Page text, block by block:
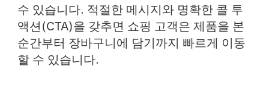
수 있습니다. 적절한 메시지와 명확한 콜 투
액션(CTA)을 갖추면 쇼핑 고객은 제품을 본
순간부터 장바구니에 담기까지 빠르게 이동
할 수 있습니다.